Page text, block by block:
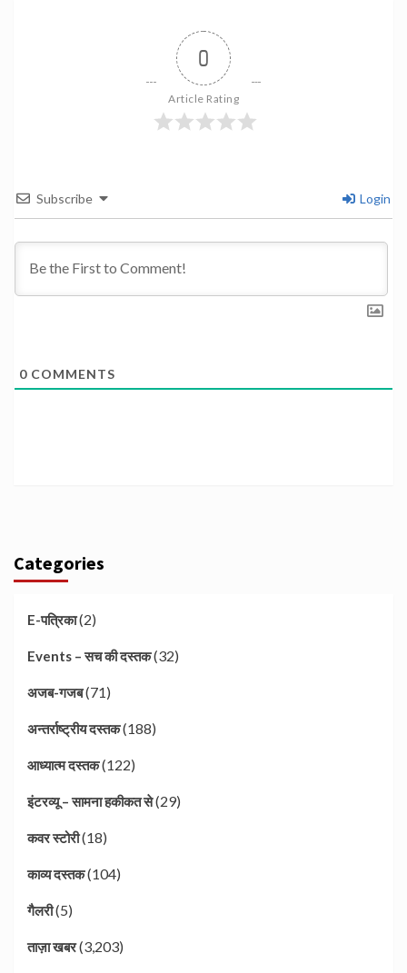
0
Article Rating
Subscribe Login
0 COMMENTS
Categories
E-पत्रिका(2)
Events – सच की दस्तक(32)
अजब-गजब(71)
अन्तर्राष्ट्रीय दस्तक(188)
आध्यात्म दस्तक(122)
इंटरव्यू – सामना हकीकत से(29)
कवर स्टोरी(18)
काव्य दस्तक(104)
गैलरी(5)
ताज़ा खबर(3,203)